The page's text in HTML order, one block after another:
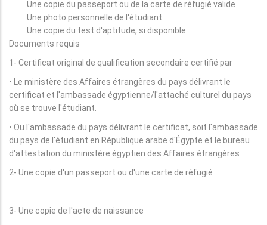
Une copie du passeport ou de la carte de réfugié valide
Une photo personnelle de l'étudiant
Une copie du test d'aptitude, si disponible
Documents requis
1- Certificat original de qualification secondaire certifié par
• Le ministère des Affaires étrangères du pays délivrant le
certificat et l'ambassade égyptienne/l'attaché culturel du pays
où se trouve l'étudiant.
• Ou l'ambassade du pays délivrant le certificat, soit l'ambassade
du pays de l'étudiant en République arabe d'Égypte et le bureau
d'attestation du ministère égyptien des Affaires étrangères
2- Une copie d'un passeport ou d'une carte de réfugié
3- Une copie de l'acte de naissance